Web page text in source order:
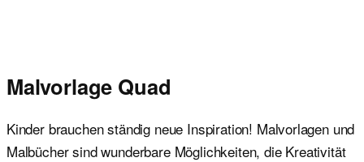
Malvorlage Quad
Kinder brauchen ständig neue Inspiration! Malvorlagen und
Malbücher sind wunderbare Möglichkeiten, die Kreativität